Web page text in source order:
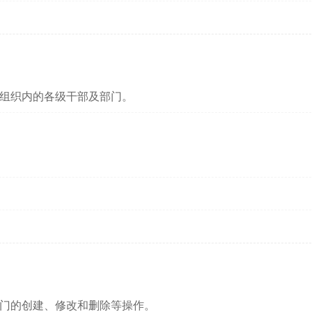
织内的各级干部及部门。
的创建、修改和删除等操作。